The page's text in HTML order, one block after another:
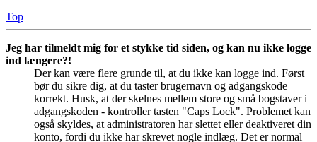
Top
Jeg har tilmeldt mig for et stykke tid siden, og kan nu ikke logge
ind længere?!
Der kan være flere grunde til, at du ikke kan logge ind. Først
bør du sikre dig, at du taster brugernavn og adgangskode
korrekt. Husk, at der skelnes mellem store og små bogstaver i
adgangskoden - kontroller tasten "Caps Lock". Problemet kan
også skyldes, at administratoren har slettet eller deaktiveret din
konto, fordi du ikke har skrevet nogle indlæg. Det er normal